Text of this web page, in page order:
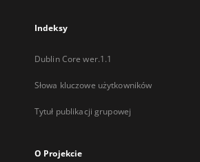
Indeksy
Dublin Core wer.1.1
Słowa kluczowe użytkowników
Tytuł publikacji grupowej
O Projekcie